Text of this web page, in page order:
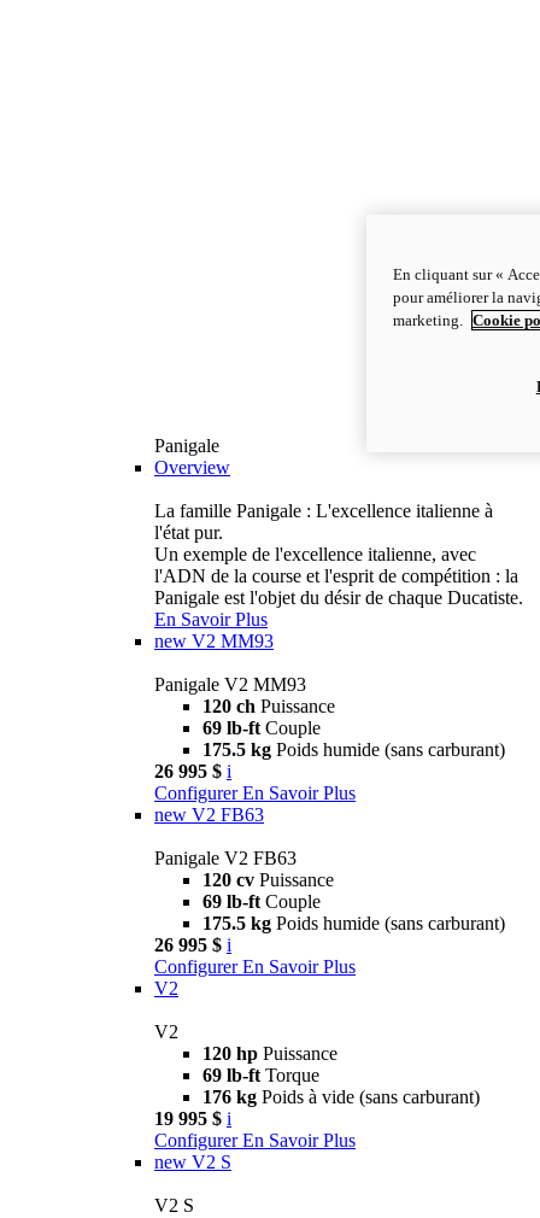
Panigale
Overview
La famille Panigale : L'excellence italienne à
l'état pur.
Un exemple de l'excellence italienne, avec
l'ADN de la course et l'esprit de compétition : la
Panigale est l'objet du désir de chaque Ducatiste.
En Savoir Plus
new V2 MM93
Panigale V2 MM93
120 ch Puissance
69 lb-ft Couple
175.5 kg Poids humide (sans carburant)
26 995 $ i
Configurer En Savoir Plus
new V2 FB63
Panigale V2 FB63
120 cv Puissance
69 lb-ft Couple
175.5 kg Poids humide (sans carburant)
26 995 $ i
Configurer En Savoir Plus
V2
V2
120 hp Puissance
69 lb-ft Torque
176 kg Poids à vide (sans carburant)
19 995 $ i
Configurer En Savoir Plus
new V2 S
V2 S
En cliquant sur «
pour améliorer la
marketing.
Cookie